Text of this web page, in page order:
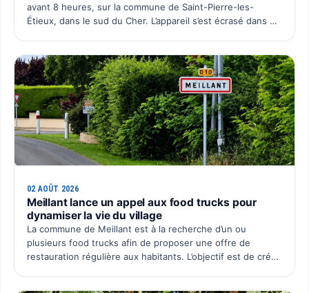
avant 8 heures, sur la commune de Saint-Pierre-les-
Étieux, dans le sud du Cher. L’appareil s’est écrasé dans un
02 AOÛT 2026
Meillant lance un appel aux food trucks pour
dynamiser la vie du village
La commune de Meillant est à la recherche d’un ou
plusieurs food trucks afin de proposer une offre de
restauration régulière aux habitants. L’objectif est de créer